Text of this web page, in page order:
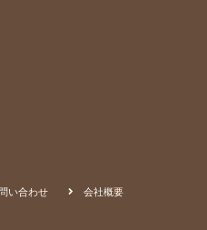
い合わせ 会社概要